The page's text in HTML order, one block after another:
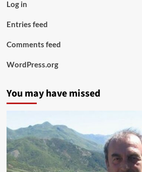
Log in
Entries feed
Comments feed
WordPress.org
You may have missed